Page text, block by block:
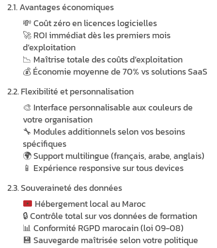
2.1. Avantages économiques
💸 Coût zéro en licences logicielles
🚀 ROI immédiat dès les premiers mois
d’exploitation
📉 Maîtrise totale des coûts d’exploitation
💰 Économie moyenne de 70% vs solutions SaaS
2.2. Flexibilité et personnalisation
🎨 Interface personnalisable aux couleurs de
votre organisation
🔧 Modules additionnels selon vos besoins
spécifiques
🌍 Support multilingue (français, arabe, anglais)
📱 Expérience responsive sur tous devices
2.3. Souveraineté des données
Hébergement local au Maroc
🔒 Contrôle total sur vos données de formation
📊 Conformité RGPD marocain (loi 09-08)
💾 Sauvegarde maîtrisée selon votre politique